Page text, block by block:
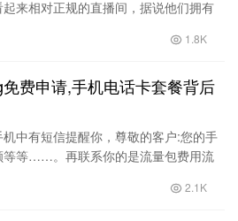
来相对正规的直播间，据说他们拥有
1.8K
费申请,手机电话卡套餐背后
中有短信提醒你，尊敬的客户:您的手
等等……。再联系你的是流量包费用流
2.1K